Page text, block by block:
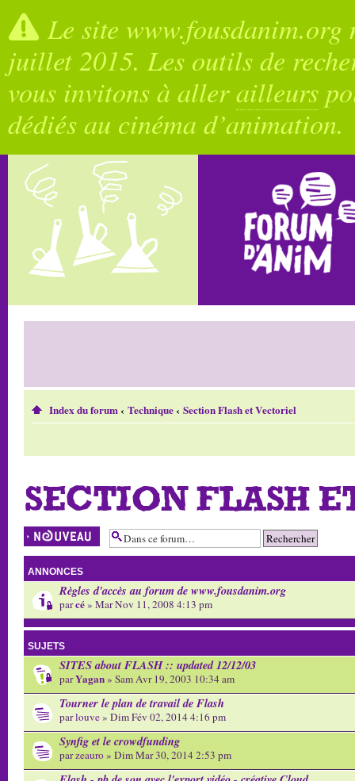
Le site
juillet 2015. Les outils de
vous invitons à allerailleurs
dédiés au cinéma d’animation.
Index du forum‹ Technique‹ Section Flash et Vectoriel
SECTION FLASH
Écrire un nouveau
sujet
ANNONCES
Règles d'accès au forum de www.fousdanim.org
parcé» Mar Nov 11, 2008 4:13 pm
SUJETS
SITES about FLASH :: updated 12/12/03
parYagan» Sam Avr 19, 2003 10:34 am
Tourner le plan de travail de Flash
parlouve» Dim Fév 02, 2014 4:16 pm
Synfig et le crowdfunding
parzeauro» Dim Mar 30, 2014 2:53 pm